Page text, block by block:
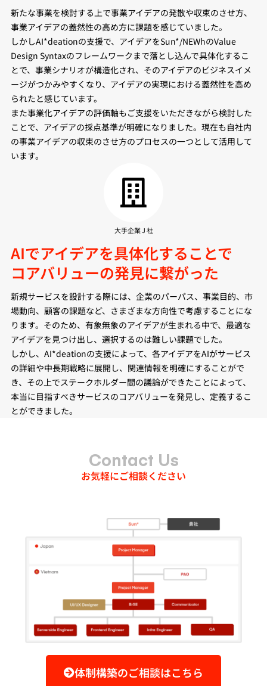
新たな事業を検討する上で事業アイデアの発散や収束のさせ方、
事業アイデアの蓋然性の高め方に課題を感じていました。
しかしAI*deationの支援で、アイデアをSun*/NEWhのValue
Design Syntaxのフレームワークまで落とし込んで具体化するこ
とで、事業シナリオが構造化され、そのアイデアのビジネスイメ
ージがつかみやすくなり、アイデアの実現における蓋然性を高め
られたと感じています。
また事業化アイデアの評価軸もご支援をいただきながら検討した
ことで、アイデアの採点基準が明確になりました。現在も自社内
の事業アイデアの収束のさせ方のプロセスの一つとして活用して
います。 ​
大手企業 J 社
AIでアイデアを具体化することで
コアバリューの発見に繋がった
新規サービスを設計する際には、企業のパーパス、事業目的、市
場動向、顧客の課題など、さまざまな方向性で考慮することにな
ります。そのため、有象無象のアイデアが生まれる中で、最適な
アイデアを見つけ出し、選択するのは難しい課題でした。
しかし、AI*deationの支援によって、各アイデアをAIがサービス
の詳細や中長期戦略に展開し、関連情報を明確にすることがで
き、その上でステークホルダー間の議論ができたことによって、
本当に目指すべきサービスのコアバリューを発見し、定義するこ
とができました。
Contact Us
お気軽にご相談ください
体制構築のご相談はこちら